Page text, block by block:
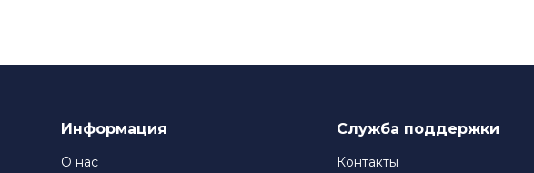
Информация
О нас
Служба поддержки
Контакты